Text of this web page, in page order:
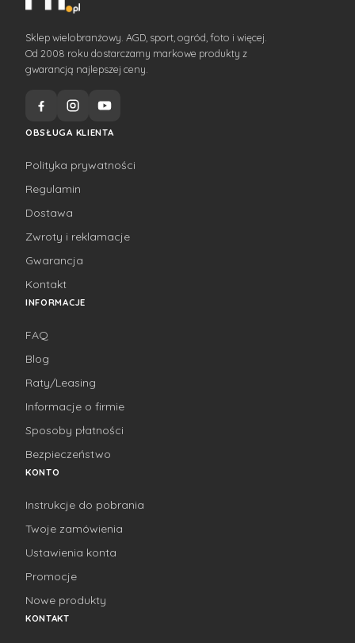
Sklep wielobranżowy. AGD, sport, ogród, foto i więcej.
Od 2008 roku dostarczamy markowe produkty z
gwarancją najlepszej ceny.
OBSŁUGA KLIENTA
Polityka prywatności
Regulamin
Dostawa
Zwroty i reklamacje
Gwarancja
Kontakt
INFORMACJE
FAQ
Blog
Raty/Leasing
Informacje o firmie
Sposoby płatności
Bezpieczeństwo
KONTO
Instrukcje do pobrania
Twoje zamówienia
Ustawienia konta
Promocje
Nowe produkty
KONTAKT